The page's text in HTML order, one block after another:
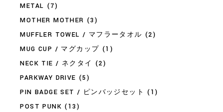
METAL (7)
MOTHER MOTHER (3)
MUFFLER TOWEL / マフラータオル (2)
MUG CUP / マグカップ (1)
NECK TIE / ネクタイ (2)
PARKWAY DRIVE (5)
PIN BADGE SET / ピンバッジセット (1)
POST PUNK (13)